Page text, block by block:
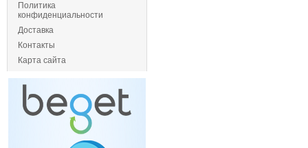
Политика
конфиденциальности
Доставка
Контакты
Карта сайта